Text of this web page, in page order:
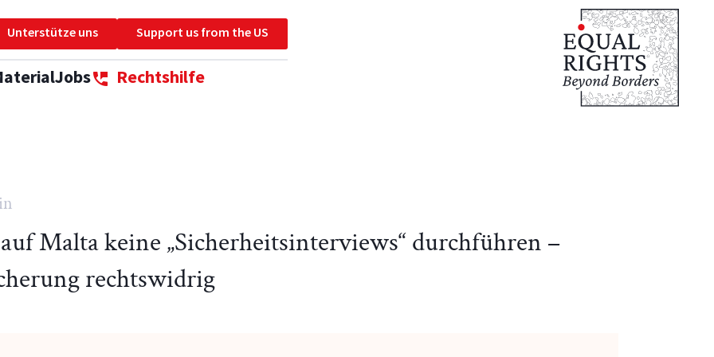
Unterstütze uns Support us from the US
Jobsperm_phone_msg Rechtshilfe
Malta keine „Sicherheitsinterviews“ durchführen –
rechtswidrig